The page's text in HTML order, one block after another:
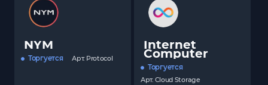
NYM
Торгуется Арт. Protocol
Internet
Computer
Торгуется
Арт. Cloud Storage